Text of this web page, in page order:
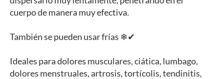
cuerpo de manera muy efectiva.
También se pueden usar frías ❄✔
Ideales para dolores musculares, ciática, lumbago,
dolores menstruales, artrosis, tortícolis, tendinitis,